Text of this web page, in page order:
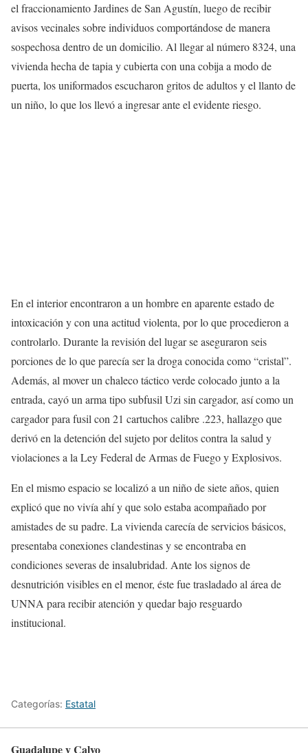
el fraccionamiento Jardines de San Agustín, luego de recibir
avisos vecinales sobre individuos comportándose de manera
sospechosa dentro de un domicilio. Al llegar al número 8324, una
vivienda hecha de tapia y cubierta con una cobija a modo de
puerta, los uniformados escucharon gritos de adultos y el llanto de
un niño, lo que los llevó a ingresar ante el evidente riesgo.
En el interior encontraron a un hombre en aparente estado de
intoxicación y con una actitud violenta, por lo que procedieron a
controlarlo. Durante la revisión del lugar se aseguraron seis
porciones de lo que parecía ser la droga conocida como “cristal”.
Además, al mover un chaleco táctico verde colocado junto a la
entrada, cayó un arma tipo subfusil Uzi sin cargador, así como un
cargador para fusil con 21 cartuchos calibre .223, hallazgo que
derivó en la detención del sujeto por delitos contra la salud y
violaciones a la Ley Federal de Armas de Fuego y Explosivos.
En el mismo espacio se localizó a un niño de siete años, quien
explicó que no vivía ahí y que solo estaba acompañado por
amistades de su padre. La vivienda carecía de servicios básicos,
presentaba conexiones clandestinas y se encontraba en
condiciones severas de insalubridad. Ante los signos de
desnutrición visibles en el menor, éste fue trasladado al área de
UNNA para recibir atención y quedar bajo resguardo
institucional.
Categorías: Estatal
Guadalupe y Calvo